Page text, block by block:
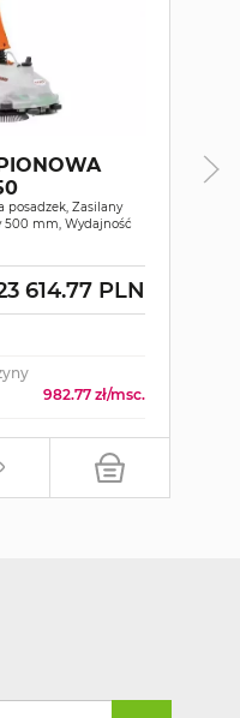
posadzek, Zasilany
500 mm, Wydajność
614.77 PLN
982.77 zł/msc.